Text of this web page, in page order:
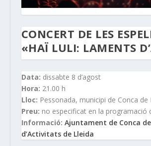
CONCERT DE LES
«HAÏ LULI: LAMENTS
Data: dissabte 8 d’agost
Hora: 21.00 h
Lloc: Pessonada, municipi de Conca de
Preu: no especificat en la programació
Informació: Ajuntament de Conca
d’Activitats de Lleida